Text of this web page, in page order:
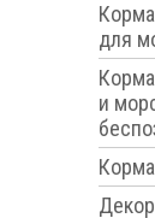
для
и
Корма